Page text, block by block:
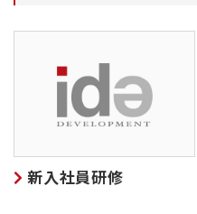
新入社員研修